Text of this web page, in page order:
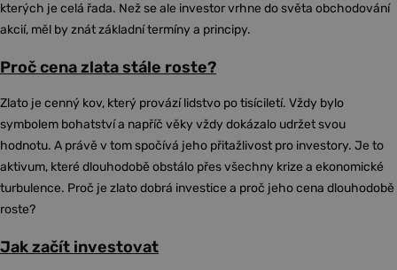
kterých je celá řada. Než se ale investor vrhne do světa obchodování
akcií, měl by znát základní termíny a principy.
Proč cena zlata stále roste?
Zlato je cenný kov, který provází lidstvo po tisíciletí. Vždy bylo
symbolem bohatství a napříč věky vždy dokázalo udržet svou
hodnotu. A právě v tom spočívá jeho přitažlivost pro investory. Je to
aktivum, které dlouhodobě obstálo přes všechny krize a ekonomické
turbulence. Proč je zlato dobrá investice a proč jeho cena dlouhodobě
roste?
Jak začít investovat